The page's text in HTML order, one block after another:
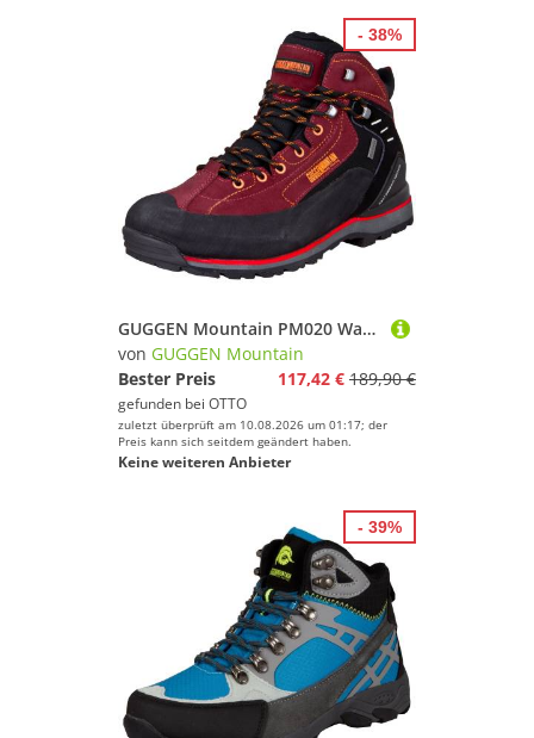
GUGGEN Mountain PM020 Wanderstiefel Wanderschuhe Stiefel Damen und Herren Stiefel Seitlicher Gummischutz, Wasserdicht Membrane, Verstärkte Schuhspitze
von GUGGEN Mountain
Bester Preis
117,42 € 189,90 €
gefunden bei OTTO
zuletzt überprüft am 10.08.2026 um 01:17; der
Preis kann sich seitdem geändert haben.
Keine weiteren Anbieter
- 38%
- 39%